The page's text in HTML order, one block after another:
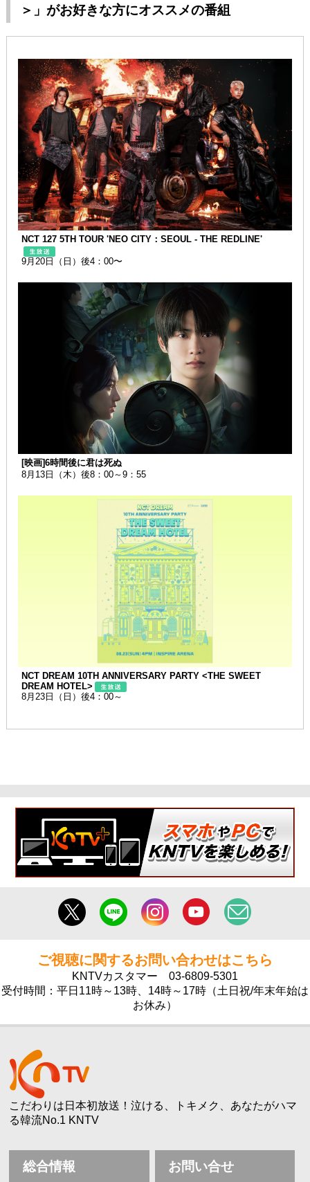
＞」がお好きな方にオススメの番組
NCT 127 5TH TOUR 'NEO CITY：SEOUL - THE REDLINE'
9月20日（日）後4：00〜
[映画]6時間後に君は死ぬ
8月13日（木）後8：00～9：55
NCT DREAM 10TH ANNIVERSARY PARTY <THE SWEET
DREAM HOTEL>
8月23日（日）後4：00～
ご視聴に関するお問い合わせはこちら
KNTVカスタマー 03-6809-5301
受付時間：平日11時～13時、14時～17時（土日祝/年末年始は
お休み）
こだわりは日本初放送！泣ける、トキメク、あなたがハマ
る韓流No.1 KNTV
総合情報 お問い合せ